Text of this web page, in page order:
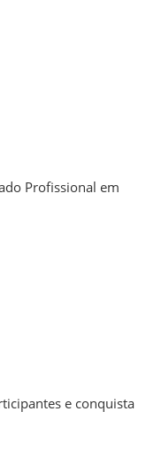
Profissional em
e conquista